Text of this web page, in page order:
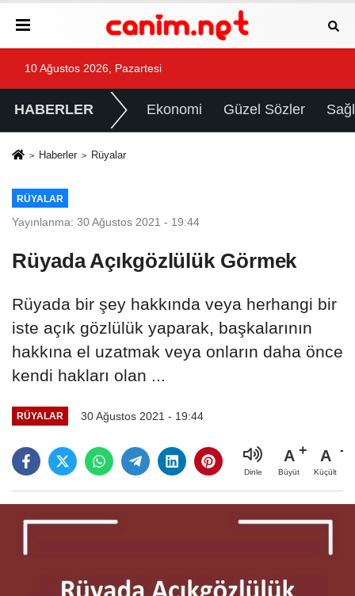
10 Ağustos 2026, Pazartesi
HABERLER Ekonomi Güzel Sözler
Haberler Rüyalar
RÜYALAR
Yayınlanma: 30 Ağustos 2021 - 19:44
Rüyada Açıkgözlülük Görmek
Rüyada bir şey hakkında veya herhangi bir
iste açık gözlülük yaparak, başkalarının
hakkına el uzatmak veya onların daha önce
kendi hakları olan ...
RÜYALAR 30 Ağustos 2021 - 19:44
Dinle
A
Büyüt
A
Küçült